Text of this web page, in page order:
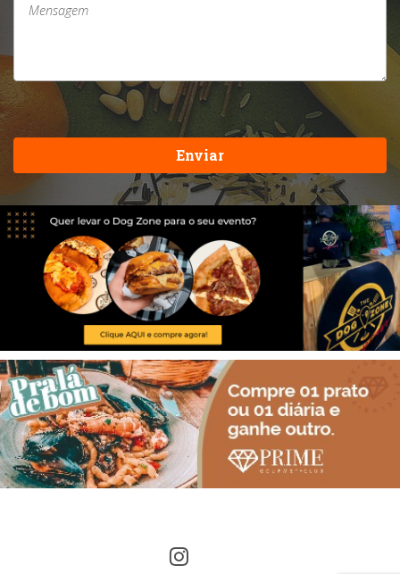
Enviar